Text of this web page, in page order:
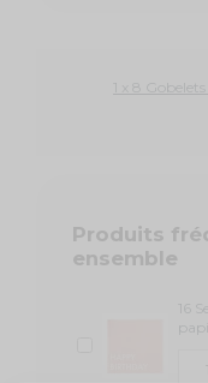
1 x 8
Produits
ensemble
16